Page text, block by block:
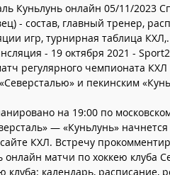
Куньлунь онлайн 05/11/2023
- состав, главный тренер,
игр, турнирная таблица
- 19 октября 2021 -
регулярного чемпионата
и пекинским
на 19:00 по
— «Куньлунь»
КХЛ. Встречу
онлайн матчи по хоккею клуба
календарь, расписание,